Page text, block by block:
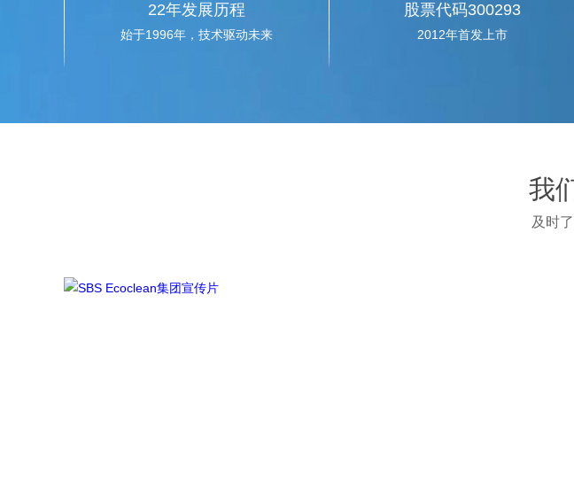
22年发展历程
始于1996年，技术驱动未来
股票代码300293
2012年首发上市
我
及时